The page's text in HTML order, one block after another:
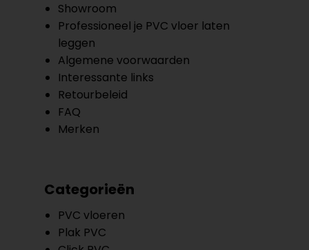
Showroom
Professioneel je PVC vloer laten
leggen
Algemene voorwaarden
Interessante links
Retourbeleid
FAQ
Merken
Categorieën
PVC vloeren
Plak PVC